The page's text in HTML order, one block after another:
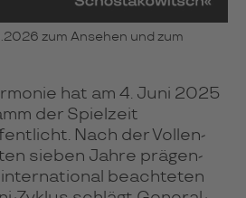
zum Ansehen und zum
hat am 4. Juni 2025
der Spiel­zeit
Nach der Voll­en­
sie­ben Jahre prä­gen­
inter­na­tio­nal beach­te­ten